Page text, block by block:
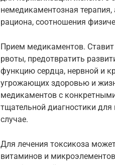
немедикаментозная
рациона, соотношения
Прием медикаментов.
рвоты, предотвратить
функцию сердца, нервной и
угрожающих здоровью и
медикаментов с
тщательной диагностики
случае.
Для лечения токсикоза
витаминов и